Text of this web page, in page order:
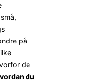
på
de
du